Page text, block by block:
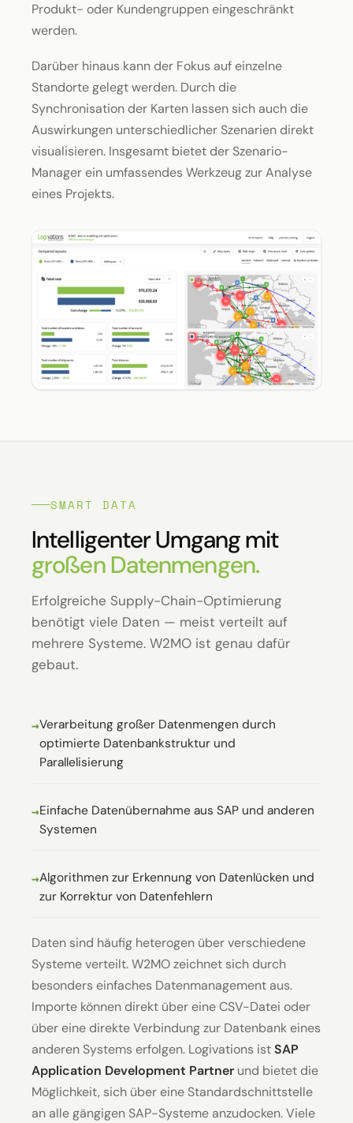
Produkt- oder Kundengruppen eingeschränkt
werden.
Darüber hinaus kann der Fokus auf einzelne
Standorte gelegt werden. Durch die
Synchronisation der Karten lassen sich auch die
Auswirkungen unterschiedlicher Szenarien direkt
visualisieren. Insgesamt bietet der Szenario-
Manager ein umfassendes Werkzeug zur Analyse
eines Projekts.
SMART DATA
Intelligenter Umgang mit
großen Datenmengen.
Erfolgreiche Supply-Chain-Optimierung
benötigt viele Daten — meist verteilt auf
mehrere Systeme. W2MO ist genau dafür
gebaut.
Verarbeitung großer Datenmengen durch
optimierte Datenbankstruktur und
Parallelisierung
Einfache Datenübernahme aus SAP und anderen
Systemen
Algorithmen zur Erkennung von Datenlücken und
zur Korrektur von Datenfehlern
Daten sind häufig heterogen über verschiedene
Systeme verteilt. W2MO zeichnet sich durch
besonders einfaches Datenmanagement aus.
Importe können direkt über eine CSV-Datei oder
über eine direkte Verbindung zur Datenbank eines
anderen Systems erfolgen. Logivations istSAP
Application Development Partner und bietet die
Möglichkeit, sich über eine Standardschnittstelle
an alle gängigen SAP-Systeme anzudocken. Viele